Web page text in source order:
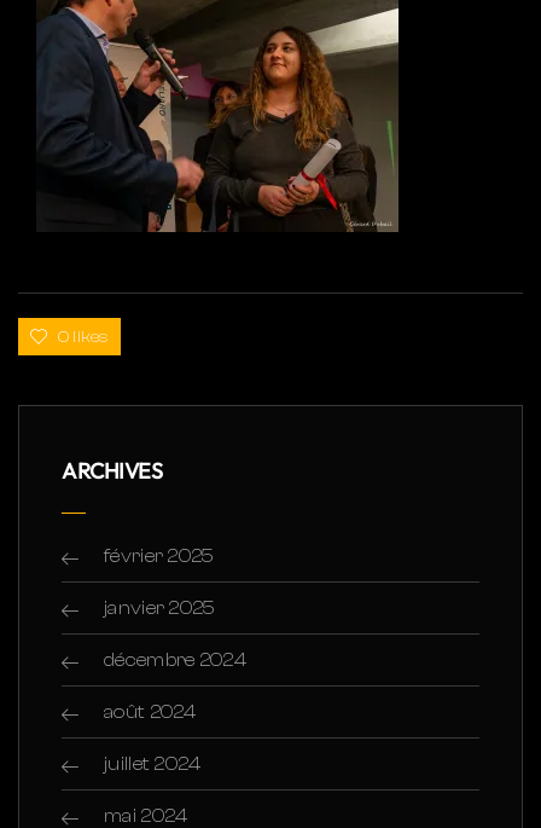
0 likes
ARCHIVES
février 2025
janvier 2025
décembre 2024
août 2024
juillet 2024
mai 2024